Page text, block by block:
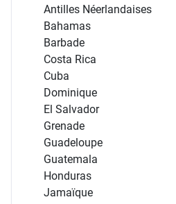
Antilles Néerlandaises
Bahamas
Barbade
Costa Rica
Cuba
Dominique
El Salvador
Grenade
Guadeloupe
Guatemala
Honduras
Jamaïque